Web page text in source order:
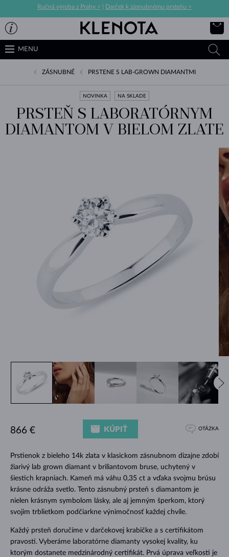
Ručná výroba z Prahy > Darček k zásnubnému prsteňu >
MENU
ZÁSNUBNÉ PRSTENE S LAB-GROWN DIAMANTMI
NOVINKA NA SKLADE
PRSTEŇ S LABORATÓRNYM
DIAMANTOM V BIELOM ZLATE
Prstienok z bieleho 14k zlata v klasickom zásnubnom dizajne zdobí
žiarivý lab grown diamant v briliantovom bruse, uchytený v
šiestich krapniach. Kameň má váhu 0,35 ct a vďaka svojmu brúsu
krásne odráža svetlo. Tento zásnubný prsteň s diamantom je
nielen krásnym symbolom lásky, ale aj jemným šperkom, ktorý
svojim trblietkom podčiarkne výnimočnosť každej chvíle.
Každý prsteň doručíme v darčekovej krabičke a s certifikátom
pravosti. Vyberáme laboratórne diamanty vysokej kvality, ku
ktorým dostanete medzinárodný certifikát. Prvá úprava veľkosti je
866 € KÚPIŤ OTÁZKA